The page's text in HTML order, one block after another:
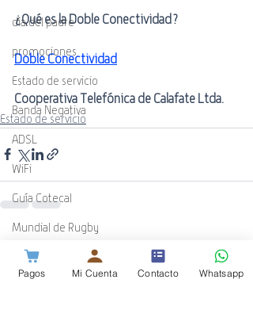
día del padre
promociones
Estado de servicio
Banda Negativa
ADSL
WiFi
Guía Cotecal
Mundial de Rugby
ESPN
¿Qué es la Doble Conectividad?
Doble Conectividad
Cooperativa Telefónica de Calafate Ltda.
Estado de servicio
Entradas recientes
Pagos Mi Cuenta Contacto Whatsapp